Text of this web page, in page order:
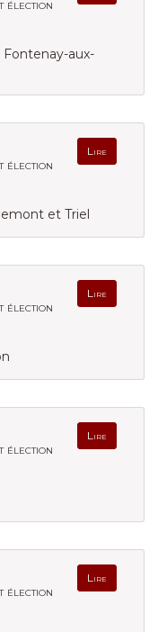
élection
Fontenay-aux-
Lire
élection
et Triel
Lire
élection
Lire
élection
Lire
élection